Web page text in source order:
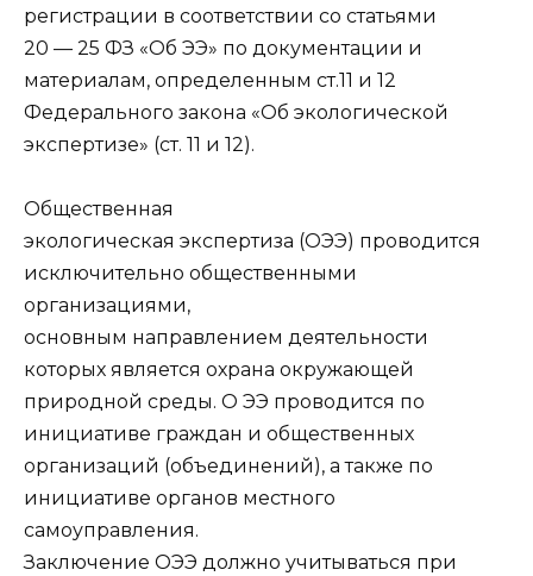
регистрации в соответствии со статьями
20 — 25 ФЗ «Об ЭЭ» по документации и
материалам, определенным ст.11 и 12
Федерального закона «Об экологической
экспертизе» (ст. 11 и 12).
Общественная
экологическая экспертиза (ОЭЭ) проводится
исключительно общественными
организациями,
основным направлением деятельности
которых является охрана окружающей
природной среды. О ЭЭ проводится по
инициативе граждан и общественных
организаций (объединений), а также по
инициативе органов местного
самоуправления.
Заключение ОЭЭ должно учитываться при